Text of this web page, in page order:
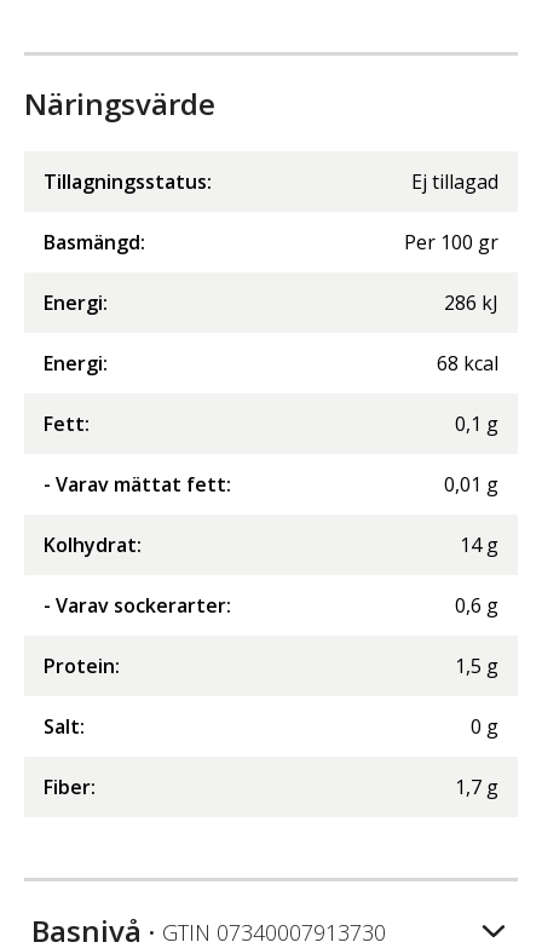
Näringsvärde
Tillagningsstatus: Ej tillagad
Basmängd: Per 100 gr
Energi: 286 kJ
Energi: 68 kcal
Fett: 0,1 g
- Varav mättat fett: 0,01 g
Kolhydrat: 14 g
- Varav sockerarter: 0,6 g
Protein: 1,5 g
Salt: 0 g
Fiber: 1,7 g
Basnivå • GTIN 07340007913730